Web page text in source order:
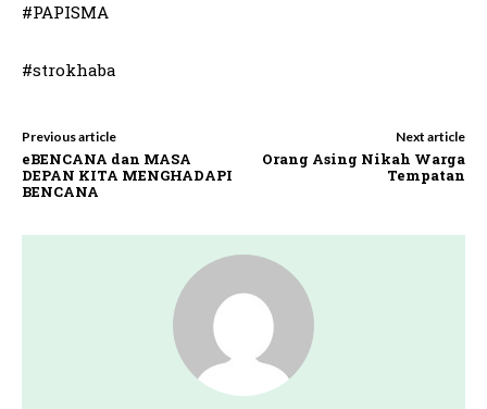
#PAPISMA
#strokhaba
Previous article
eBENCANA dan MASA
DEPAN KITA MENGHADAPI
BENCANA
Next article
Orang Asing Nikah Warga
Tempatan